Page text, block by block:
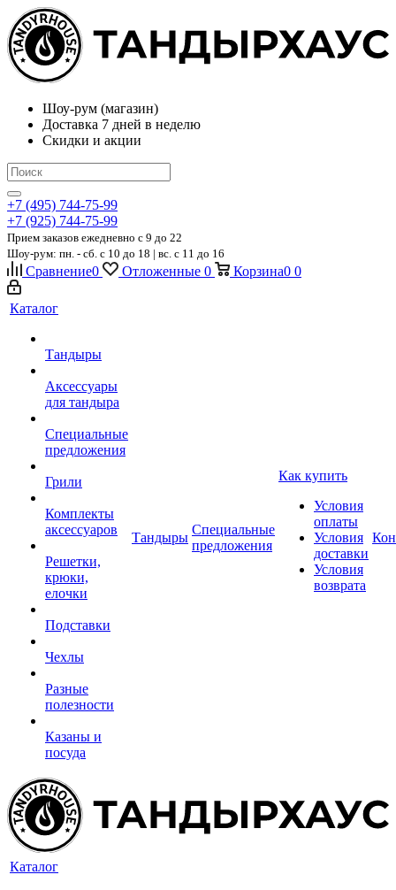
Шоу-рум (магазин)
Доставка 7 дней в неделю
Скидки и акции
+7 (495) 744-75-99
+7 (925) 744-75-99
Прием заказов ежедневно c 9 до 22
Шоу-рум: пн. - сб. с 10 до 18 | вс. с 11 до 16
Сравнение0 Отложенные 0 Корзина0 0
Каталог
Тандыры
Аксессуары
для тандыра
Специальные
предложения
Грили
Комплекты
аксессуаров
Решетки,
крюки,
елочки
Подставки
Чехлы
Разные
полезности
Казаны и
посуда
Тандыры
Специальные
предложения
Как купить
Условия
оплаты
Условия
доставки
Условия
возврата
Каталог